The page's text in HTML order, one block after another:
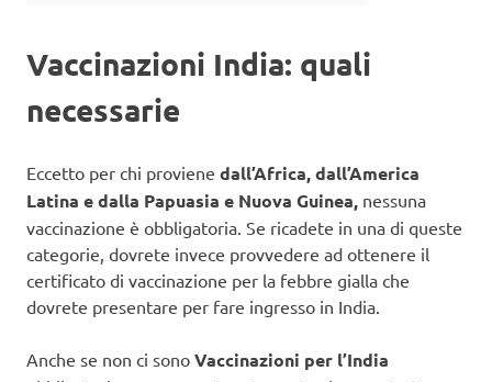
Vaccinazioni India: quali
necessarie
Eccetto per chi proviene dall’Africa, dall’America
Latina e dalla Papuasia e Nuova Guinea, nessuna
vaccinazione è obbligatoria. Se ricadete in una di queste
categorie, dovrete invece provvedere ad ottenere il
certificato di vaccinazione per la febbre gialla che
dovrete presentare per fare ingresso in India.
Anche se non ci sono Vaccinazioni per l’India